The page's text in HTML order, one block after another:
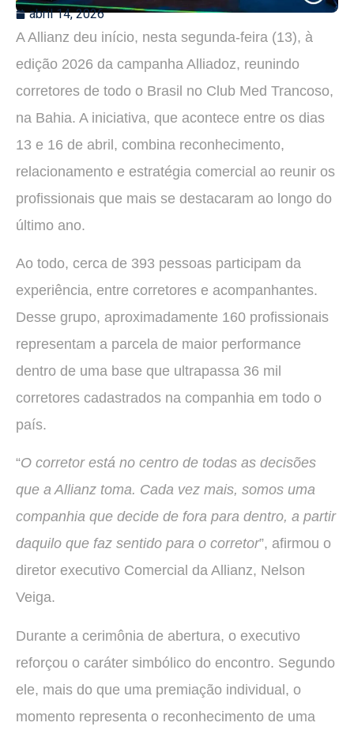
abril 14, 2026
A Allianz deu início, nesta segunda-feira (13), à
edição 2026 da campanha Alliadoz, reunindo
corretores de todo o Brasil no Club Med Trancoso,
na Bahia. A iniciativa, que acontece entre os dias
13 e 16 de abril, combina reconhecimento,
relacionamento e estratégia comercial ao reunir os
profissionais que mais se destacaram ao longo do
último ano.
Ao todo, cerca de 393 pessoas participam da
experiência, entre corretores e acompanhantes.
Desse grupo, aproximadamente 160 profissionais
representam a parcela de maior performance
dentro de uma base que ultrapassa 36 mil
corretores cadastrados na companhia em todo o
país.
“O corretor está no centro de todas as decisões
que a Allianz toma. Cada vez mais, somos uma
companhia que decide de fora para dentro, a partir
daquilo que faz sentido para o corretor”, afirmou o
diretor executivo Comercial da Allianz, Nelson
Veiga.
Durante a cerimônia de abertura, o executivo
reforçou o caráter simbólico do encontro. Segundo
ele, mais do que uma premiação individual, o
momento representa o reconhecimento de uma